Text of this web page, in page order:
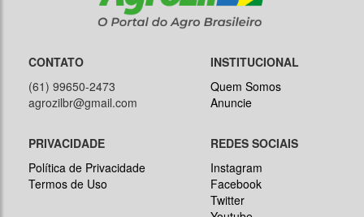
CONTATO
(61) 99650-2473
agrozilbr@gmail.com
INSTITUCIONAL
Quem Somos
Anuncie
PRIVACIDADE
Política de Privacidade
Termos de Uso
REDES SOCIAIS
Instagram
Facebook
Twitter